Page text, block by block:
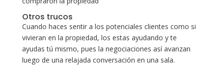
Otros trucos
Cuando haces sentir a los potenciales clientes como si
vivieran en la propiedad, los estas ayudando y te
ayudas tú mismo, pues la negociaciones así avanzan
luego de una relajada conversación en una sala.